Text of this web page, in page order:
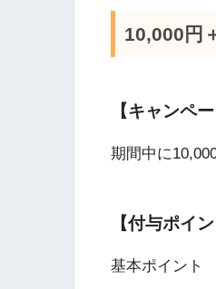
10,000円
【キャンペ
期間中に
【付与ポイン
基本ポイント